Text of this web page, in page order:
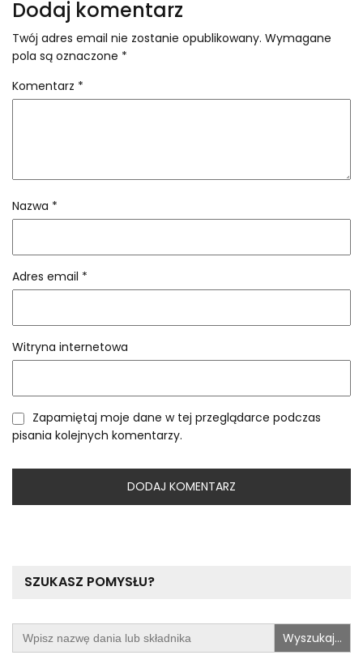
Dodaj komentarz
Twój adres email nie zostanie opublikowany. Wymagane
pola są oznaczone *
Komentarz *
Nazwa *
Adres email *
Witryna internetowa
Zapamiętaj moje dane w tej przeglądarce podczas
pisania kolejnych komentarzy.
SZUKASZ POMYSŁU?
Search
for: